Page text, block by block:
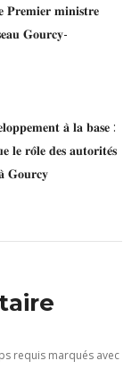
𝐏𝐫𝐞𝐦𝐢𝐞𝐫 𝐦𝐢𝐧𝐢𝐬𝐭𝐫𝐞
𝐆𝐨𝐮𝐫𝐜𝐲-
𝐚̀ 𝐥𝐚 𝐛𝐚𝐬𝐞 :
𝐥𝐞 𝐫𝐨̂𝐥𝐞 𝐝𝐞𝐬 𝐚𝐮𝐭𝐨𝐫𝐢𝐭𝐞́𝐬
𝐆𝐨𝐮𝐫𝐜𝐲
requis marqués avec